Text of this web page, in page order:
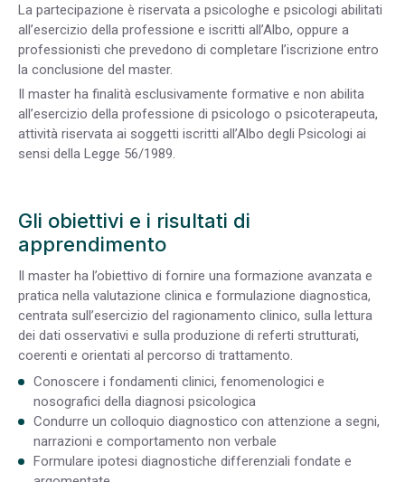
La partecipazione è riservata a psicologhe e psicologi abilitati
all’esercizio della professione e iscritti all’Albo, oppure a
professionisti che prevedono di completare l’iscrizione entro
la conclusione del master.
Il master ha finalità esclusivamente formative e non abilita
all’esercizio della professione di psicologo o psicoterapeuta,
attività riservata ai soggetti iscritti all’Albo degli Psicologi ai
sensi della Legge 56/1989.
Gli obiettivi e i risultati di
apprendimento
Il master ha l’obiettivo di fornire una formazione avanzata e
pratica nella valutazione clinica e formulazione diagnostica,
centrata sull’esercizio del ragionamento clinico, sulla lettura
dei dati osservativi e sulla produzione di referti strutturati,
coerenti e orientati al percorso di trattamento.
Conoscere i fondamenti clinici, fenomenologici e
nosografici della diagnosi psicologica
Condurre un colloquio diagnostico con attenzione a segni,
narrazioni e comportamento non verbale
Formulare ipotesi diagnostiche differenziali fondate e